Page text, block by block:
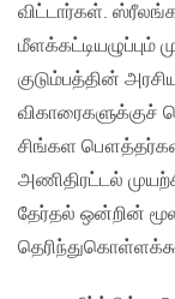
விட்டார்கள்.
குடும்பத்தின்
விகாரைகளுக்குச்
சிங்கள
அணிதிரட்டல்
தேர்தல் ஒன்றின்